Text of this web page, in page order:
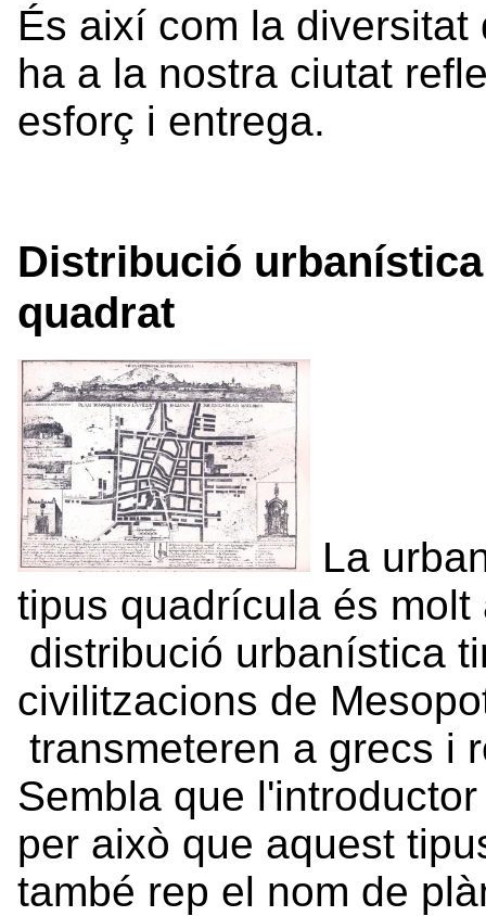
És així com la
ha a la nostra ciutat
esforç i entrega.
Distribució
quadrat
La
tipus quadrícula és
distribució urbanística
civilitzacions de
transmeteren a grecs i
Sembla que
per això que aquest
també rep el nom de